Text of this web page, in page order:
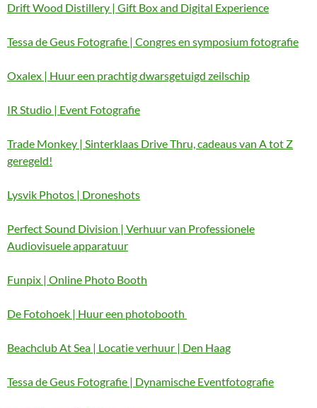
Drift Wood Distillery | Gift Box and Digital Experience
Tessa de Geus Fotografie | Congres en symposium fotografie
Oxalex | Huur een prachtig dwarsgetuigd zeilschip
IR Studio | Event Fotografie
Trade Monkey | Sinterklaas Drive Thru, cadeaus van A tot Z
geregeld!
Lysvik Photos | Droneshots
Perfect Sound Division | Verhuur van Professionele
Audiovisuele apparatuur
Funpix | Online Photo Booth
De Fotohoek | Huur een photobooth
Beachclub At Sea | Locatie verhuur | Den Haag
Tessa de Geus Fotografie | Dynamische Eventfotografie